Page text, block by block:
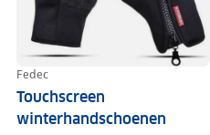
Fedec
Touchscreen
winterhandschoenen